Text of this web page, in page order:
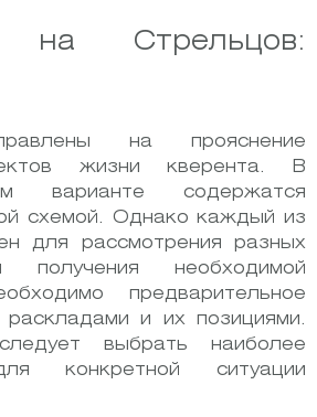
на Стрельцов:
на прояснение
жизни кверента. В
варианте содержатся
схемой. Однако каждый из
для рассмотрения разных
получения необходимой
предварительное
и их позициями.
выбрать наиболее
конкретной ситуации